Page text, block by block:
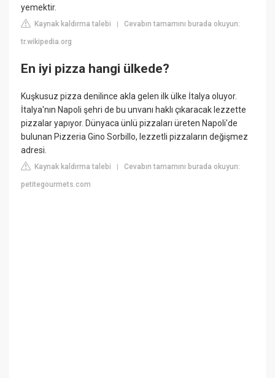
yemektir.
Kaynak kaldırma talebi |Cevabın tamamını burada okuyun:
tr.wikipedia.org
En iyi pizza hangi ülkede?
Kuşkusuz pizza denilince akla gelen ilk ülke İtalya oluyor.
İtalya'nın Napoli şehri de bu unvanı haklı çıkaracak lezzette
pizzalar yapıyor. Dünyaca ünlü pizzaları üreten Napoli'de
bulunan Pizzeria Gino Sorbillo, lezzetli pizzaların değişmez
adresi.
Kaynak kaldırma talebi |Cevabın tamamını burada okuyun:
petitegourmets.com